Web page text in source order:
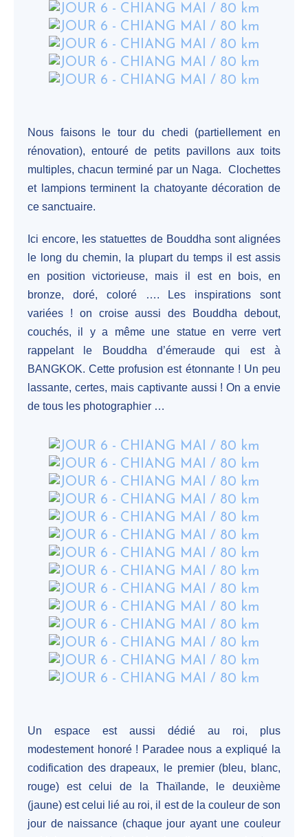
Nous faisons le tour du chedi (partiellement en
rénovation), entouré de petits pavillons aux toits
multiples, chacun terminé par un Naga. Clochettes
et lampions terminent la chatoyante décoration de
ce sanctuaire.
Ici encore, les statuettes de Bouddha sont alignées
le long du chemin, la plupart du temps il est assis
en position victorieuse, mais il est en bois, en
bronze, doré, coloré …. Les inspirations sont
variées ! on croise aussi des Bouddha debout,
couchés, il y a même une statue en verre vert
rappelant le Bouddha d’émeraude qui est à
BANGKOK. Cette profusion est étonnante ! Un peu
lassante, certes, mais captivante aussi ! On a envie
de tous les photographier …
Un espace est aussi dédié au roi, plus
modestement honoré ! Paradee nous a expliqué la
codification des drapeaux, le premier (bleu, blanc,
rouge) est celui de la Thaïlande, le deuxième
(jaune) est celui lié au roi, il est de la couleur de son
jour de naissance (chaque jour ayant une couleur